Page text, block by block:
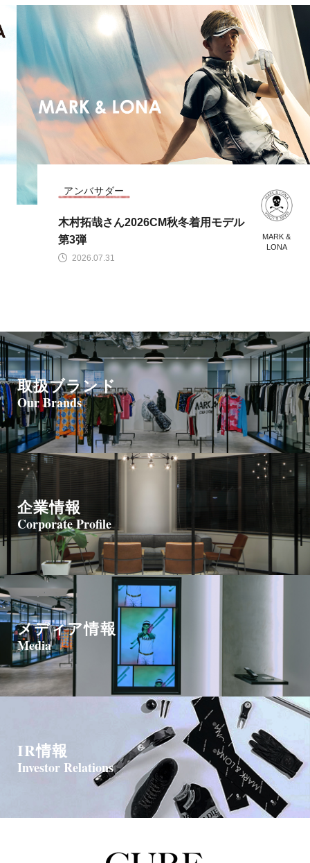
2026.07.28
CODE COLLECTION
MARK & LONA 2026 秋冬 CODE CO
取扱ブランド
Our Brands
企業情報
Corporate Profile
メディア情報
Media
IR情報
Investor Relations